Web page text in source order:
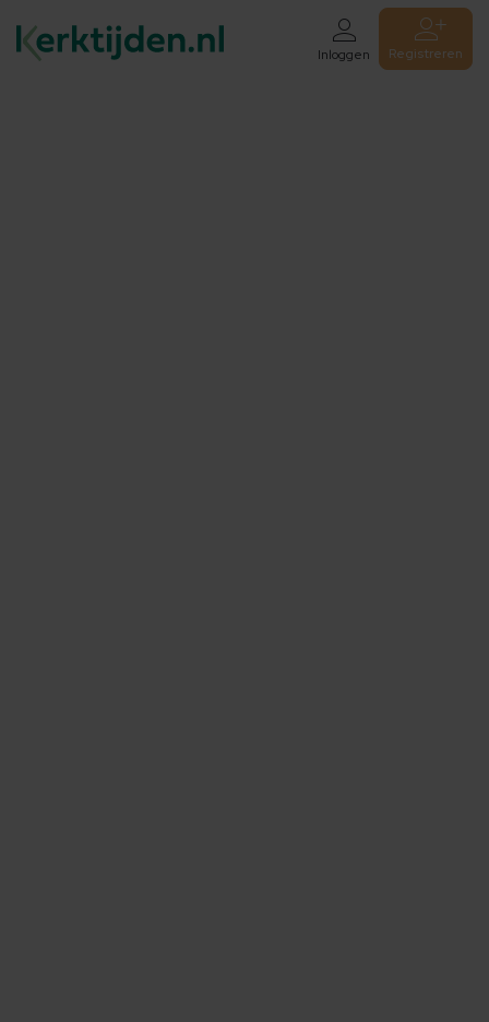
Inloggen Registreren